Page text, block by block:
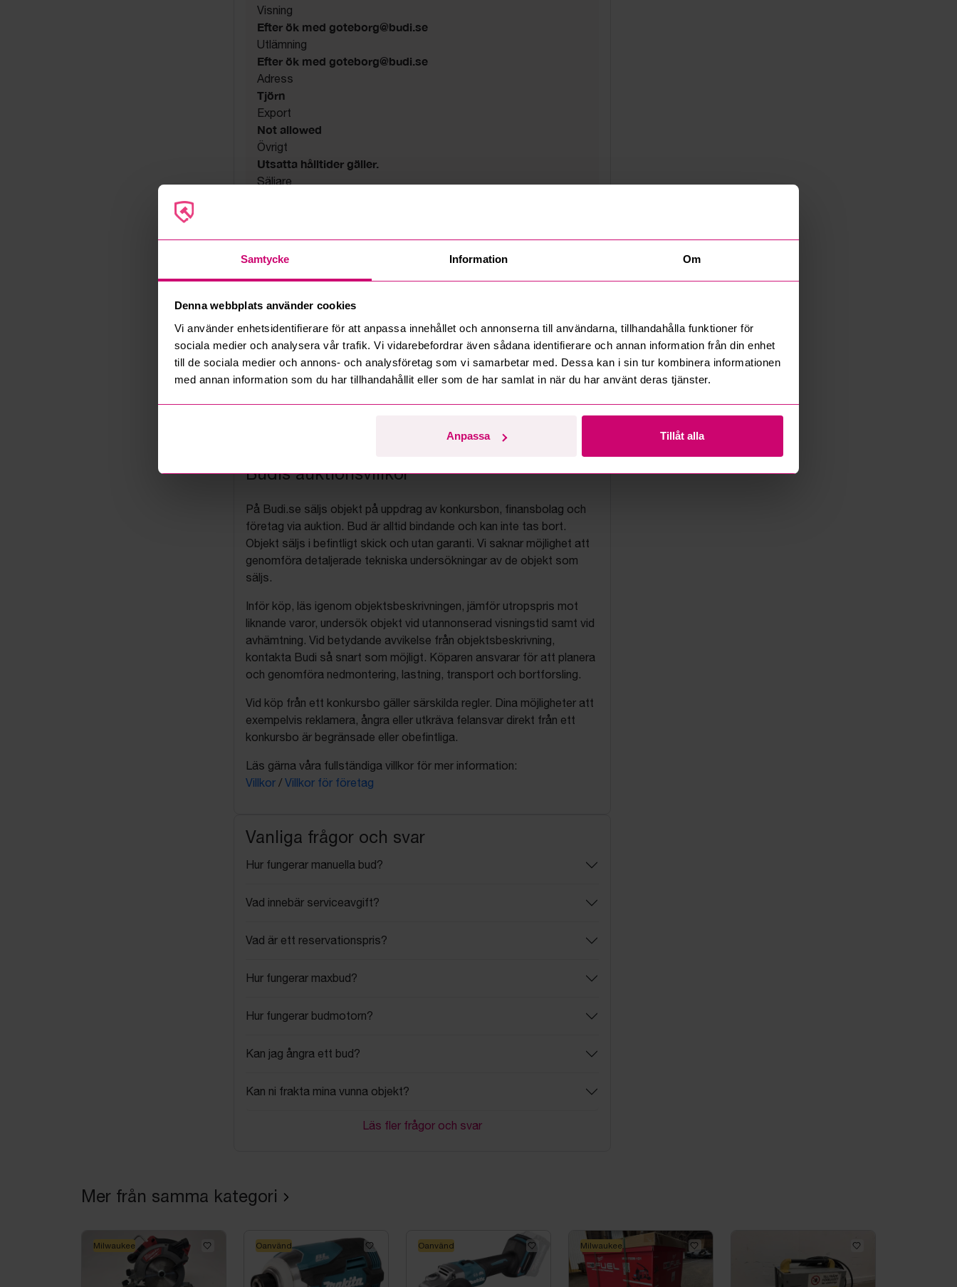
Samtycke Information Om
Denna webbplats använder cookies
Vi använder enhetsidentifierare för att anpassa innehållet och annonserna till användarna, tillhandahålla funktioner för
sociala medier och analysera vår trafik. Vi vidarebefordrar även sådana identifierare och annan information från din enhet
till de sociala medier och annons- och analysföretag som vi samarbetar med. Dessa kan i sin tur kombinera informationen
med annan information som du har tillhandahållit eller som de har samlat in när du har använt deras tjänster.
Anpassa Tillåt alla
Visning
Efter ök med goteborg@budi.se
Utlämning
Efter ök med goteborg@budi.se
Adress
Tjörn
Export
Not allowed
Övrigt
Utsatta hålltider gäller.
Säljare
Budis auktionsvillkor
På Budi.se säljs objekt på uppdrag av konkursbon, finansbolag och
företag via auktion. Bud är alltid bindande och kan inte tas bort.
Objekt säljs i befintligt skick och utan garanti. Vi saknar möjlighet att
genomföra detaljerade tekniska undersökningar av de objekt som
säljs.
Inför köp, läs igenom objektsbeskrivningen, jämför utropspris mot
liknande varor, undersök objekt vid utannonserad visningstid samt vid
avhämtning. Vid betydande avvikelse från objektsbeskrivning,
kontakta Budi så snart som möjligt. Köparen ansvarar för att planera
och genomföra nedmontering, lastning, transport och bortforsling.
Vid köp från ett konkursbo gäller särskilda regler. Dina möjligheter att
exempelvis reklamera, ångra eller utkräva felansvar direkt från ett
konkursbo är begränsade eller obefintliga.
Läs gärna våra fullständiga villkor för mer information:
Villkor / Villkor för företag
Vanliga frågor och svar
Hur fungerar manuella bud?
Vad innebär serviceavgift?
Vad är ett reservationspris?
Hur fungerar maxbud?
Hur fungerar budmotorn?
Kan jag ångra ett bud?
Kan ni frakta mina vunna objekt?
Läs fler frågor och svar
Mer från samma kategori
Milwaukee Oanvänd Oanvänd Milwaukee